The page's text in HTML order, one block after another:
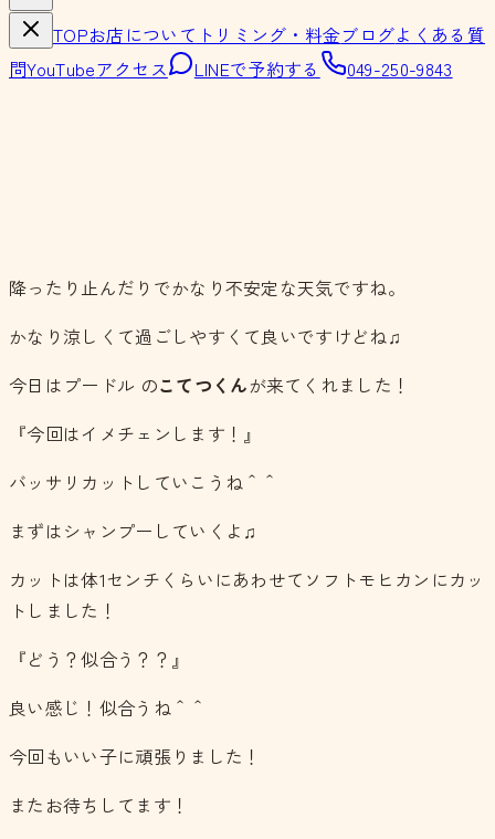
TOPお店について トリミング・料金ブログよくある質
問YouTubeアクセス LINEで予約する 049-250-9843
降ったり止んだりでかなり不安定な天気ですね。
かなり涼しくて過ごしやすくて良いですけどね♫
今日はプードル のこてつくんが来てくれました！
『今回はイメチェンします！』
バッサリカットしていこうね＾＾
まずはシャンプーしていくよ♫
カットは体1センチくらいにあわせてソフトモヒカンにカッ
トしました！
『どう？似合う？？』
良い感じ！似合うね＾＾
今回もいい子に頑張りました！
またお待ちしてます！